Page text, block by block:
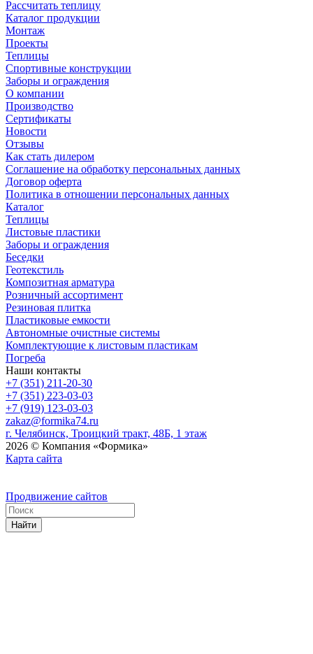
Рассчитать теплицу
Каталог продукции
Монтаж
Проекты
Теплицы
Спортивные конструкции
Заборы и ограждения
О компании
Производство
Сертификаты
Новости
Отзывы
Как стать дилером
Соглашение на обработку персональных данных
Договор оферта
Политика в отношении персональных данных
Каталог
Теплицы
Листовые пластики
Заборы и ограждения
Беседки
Геотекстиль
Композитная арматура
Розничный ассортимент
Резиновая плитка
Пластиковые емкости
Автономные очистные системы
Комплектующие к листовым пластикам
Погреба
Наши контакты
+7 (351) 211-20-30
+7 (351) 223-03-03
+7 (919) 123-03-03
zakaz@formika74.ru
г. Челябинск, Троицкий тракт, 48Б, 1 этаж
2026 © Компания «Формика»
Карта сайта
Продвижение сайтов
Найти